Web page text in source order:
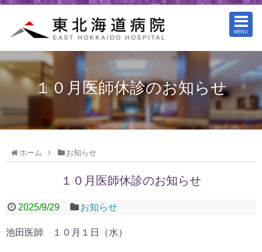
MENU
１０月医師休診のお知らせ
ホーム お知らせ
１０月医師休診のお知らせ
2025/9/29 お知らせ
池田医師 １０月１日（水）